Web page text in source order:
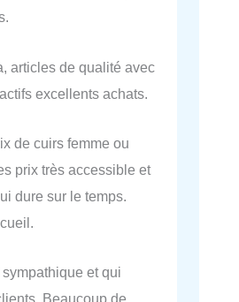
articles de qualité avec
excellents achats.
de cuirs femme ou
prix très accessible et
dure sur le temps.
et qui
Beaucoup de